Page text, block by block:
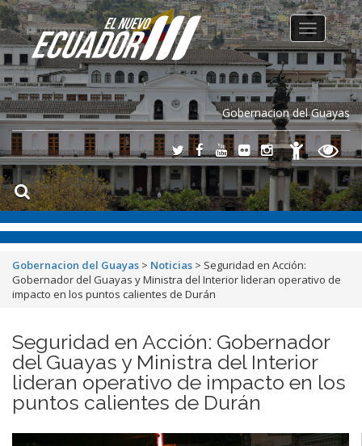
Gobernacion del Guayas
Toggle
navigation
Gobernacion del Guayas > Noticias > Seguridad en Acción:
Gobernador del Guayas y Ministra del Interior lideran operativo de
impacto en los puntos calientes de Durán
Seguridad en Acción: Gobernador
del Guayas y Ministra del Interior
lideran operativo de impacto en los
puntos calientes de Durán